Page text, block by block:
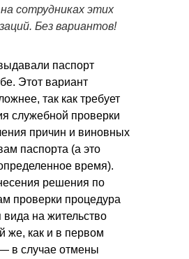
сотрудниках этих
Без вариантов!
паспорт
Этот вариант
так как требует
служебной проверки
причин и виновных
паспорта (а это
время).
решения по
проверки процедура
вида на жительство
же, как и в первом
в случае отмены